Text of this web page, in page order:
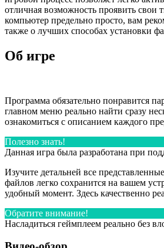
отличная возможность проявить свои
компьютер предельно просто, вам
также о лучших способах установки
Об игре
Программа обязательно понравится
главном меню реально найти сразу
ознакомиться с описанием каждого
Полезно знать!
Данная игра была разработана при
Изучите детальней все
файлов легко сохранится на вашем
удобный момент. Здесь качественно
Обратите внимание!
Насладиться геймплеем реально без